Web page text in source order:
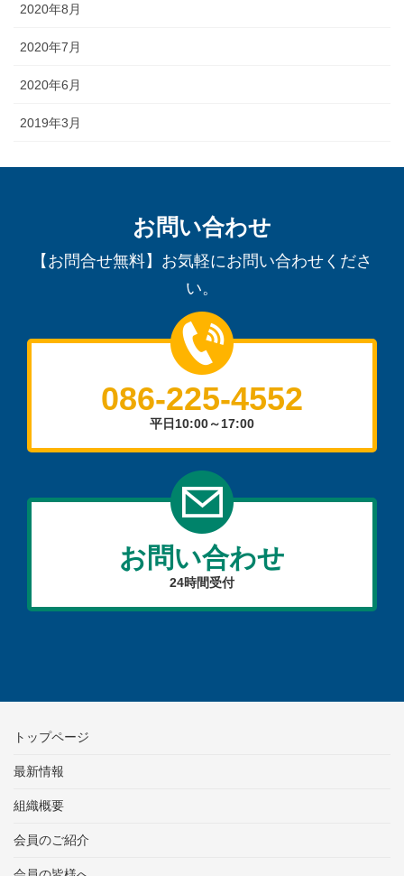
2020年8月
2020年7月
2020年6月
2019年3月
お問い合わせ
【お問合せ無料】お気軽にお問い合わせくださ
い。
086-225-4552
平日10:00～17:00
お問い合わせ
24時間受付
トップページ
最新情報
組織概要
会員のご紹介